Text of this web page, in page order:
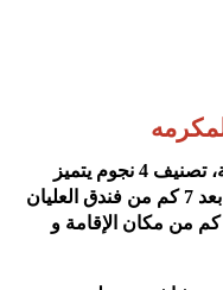
فندق العليان بلازا من افضل فنادق مكة، تصنيف 4 نجوم يتميز
بموقع مثالي حيث يقع كهف حراء على بعد 7 كم من فندق العليان
بلازا ، في حين تقع عرفات على بعد 17 كم من مكان الإقامة و